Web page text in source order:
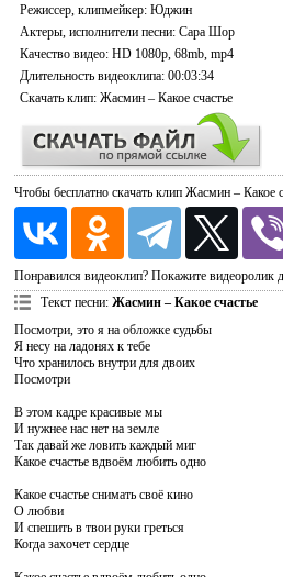
Режиссер, клипмейкер: Юджин
Актеры, исполнители песни: Сара Шор
Качество видео: HD 1080p, 68mb, mp4
Длительность видеоклипа: 00:03:34
Скачать клип: Жасмин – Какое счастье
Чтобы бесплатно скачать клип Жасмин – Какое
Понравился видеоклип? Покажите видеоролик
Текст песни: Жасмин – Какое счастье
Посмотри, это я на обложке судьбы
Я несу на ладонях к тебе
Что хранилось внутри для двоих
Посмотри
В этом кадре красивые мы
И нужнее нас нет на земле
Так давай же ловить каждый миг
Какое счастье вдвоём любить одно
Какое счастье снимать своё кино
О любви
И спешить в твои руки греться
Когда захочет сердце